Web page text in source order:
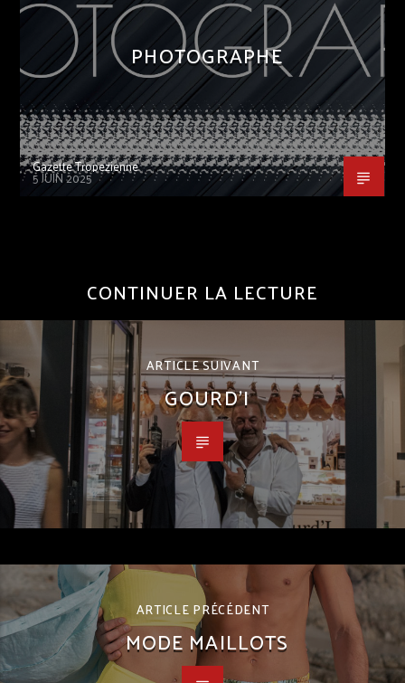
PHOTOGRAPHE
Gazette Tropezienne
5 JUIN 2025
CONTINUER LA LECTURE
ARTICLE SUIVANT
GOURD’I
ARTICLE PRÉCÉDENT
MODE MAILLOTS